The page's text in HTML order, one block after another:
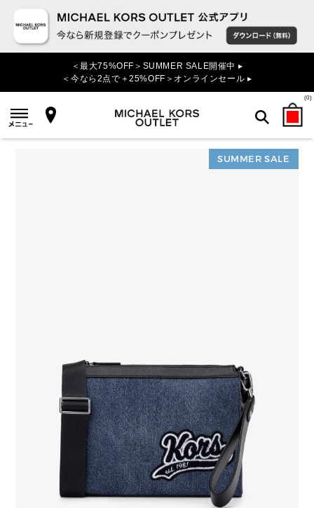
＜最大75%OFF＞SUMMER SALE開催中 ▸
＜今なら2点で＋25%OFF＞オンラインセール ▸
(0)
検索
SUMMER SALE